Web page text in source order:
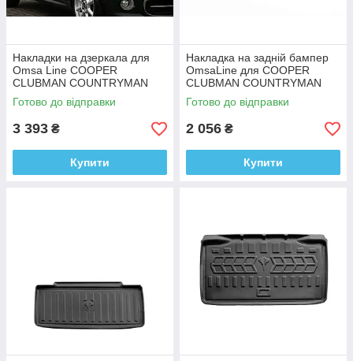
Накладки на дзеркала для
Omsa Line COOPER
CLUBMAN COUNTRYMAN
Нержавіюча сталь (2 шт)
Готово до відправки
3 393 ₴
Купити
Накладка на задній бампер
OmsaLine для COOPER
CLUBMAN COUNTRYMAN
Нержавіюча сталь
Готово до відправки
2 056 ₴
Купити